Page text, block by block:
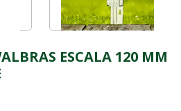
ESCALA 120 MM